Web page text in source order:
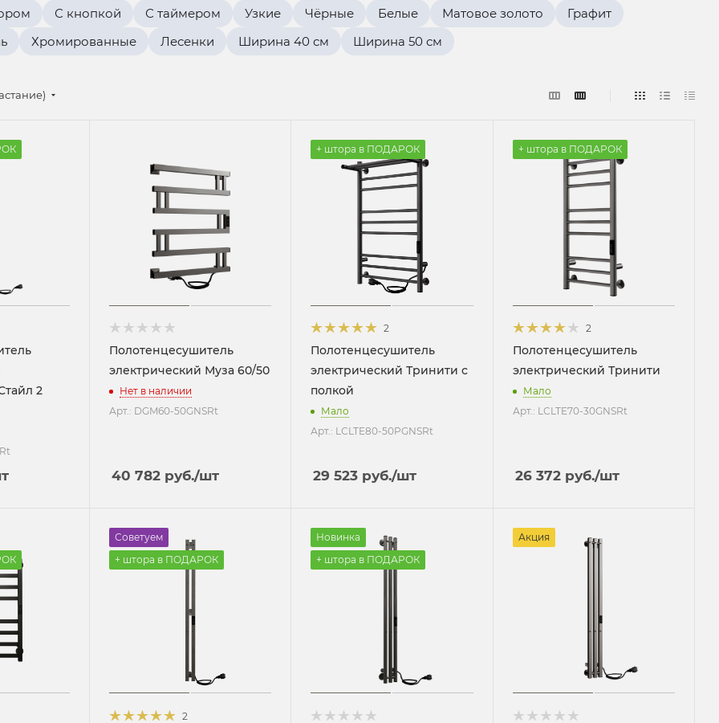
С кнопкой С таймером Узкие Чёрные Белые Матовое золото
Графит
Хромированные Лесенки Ширина 40 см Ширина 50 см
2
Полотенцесушитель
электрический Муза 60/50
Нет в наличии
Арт.: DGM60-50GNSRt
40 782руб./шт
+ штора в ПОДАРОК
2
Полотенцесушитель
электрический Тринити с
полкой
Мало
Арт.: LСLTE80-50PGNSRt
29 523 руб./шт
+ штора в ПОДАРОК
2
Полотенцесушитель
электрический Тринити
Мало
Арт.: LСLTE70-30GNSRt
26 372руб./шт
Советуем
+ штора в ПОДАРОК
2
Новинка
+ штора в ПОДАРОК
Акция